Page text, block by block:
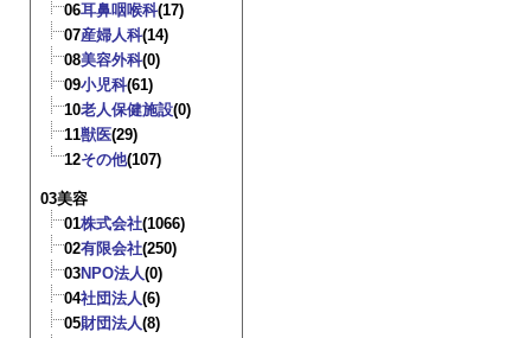
06耳鼻咽喉科(17)
07産婦人科(14)
08美容外科(0)
09小児科(61)
10老人保健施設(0)
11獣医(29)
12その他(107)
03美容
01株式会社(1066)
02有限会社(250)
03NPO法人(0)
04社団法人(6)
05財団法人(8)